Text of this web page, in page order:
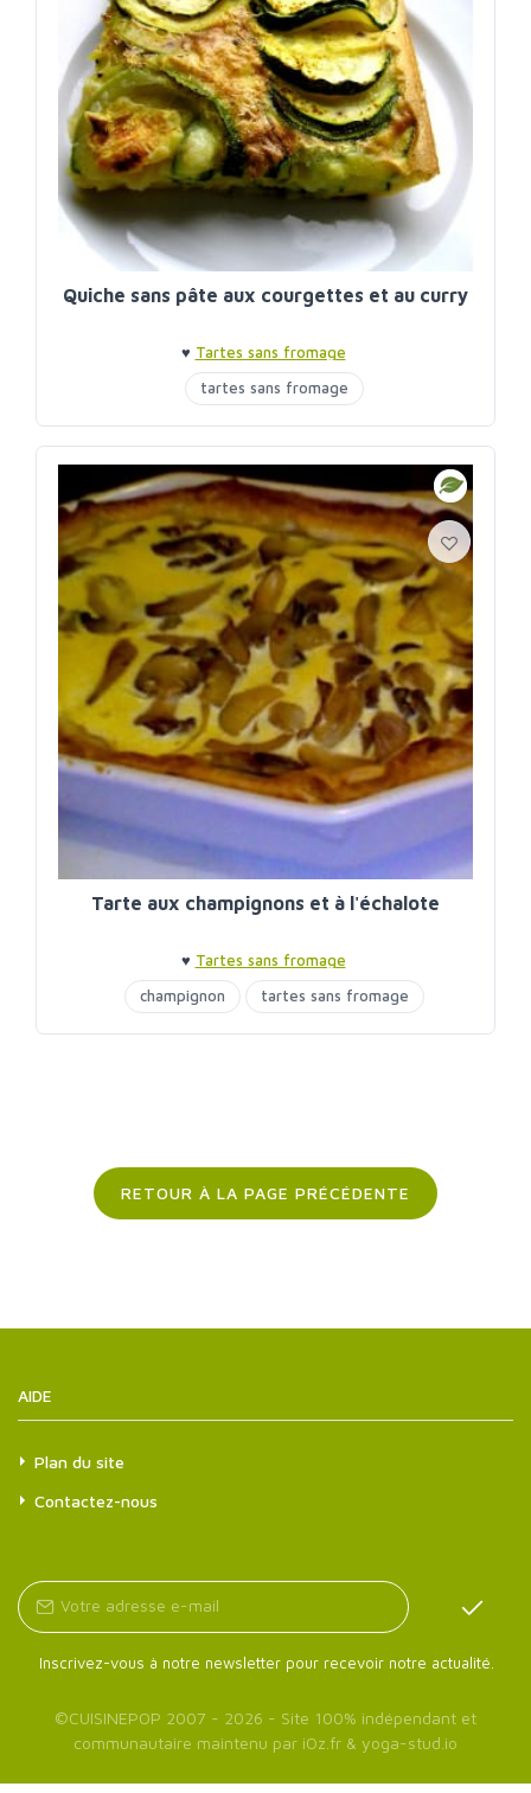
Quiche sans pâte aux courgettes et au curry
♥ Tartes sans fromage
tartes sans fromage
Tarte aux champignons et à l'échalote
♥ Tartes sans fromage
champignon
tartes sans fromage
RETOUR À LA PAGE PRÉCÉDENTE
AIDE
Plan du site
Contactez-nous
Inscrivez-vous à notre newsletter pour recevoir notre actualité.
©CUISINEPOP 2007 - 2026 - Site 100% indépendant et
communautaire maintenu par iOz.fr & yoga-stud.io